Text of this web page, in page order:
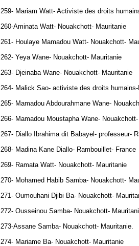
259- Mariam Watt- Activiste des droits
260-Aminata Watt- Nouakchott- Mauritanie
261- Houlaye Mamadou Watt- Nouakchott-
262- Yeya Wane- Nouakchott- Mauritanie
263- Djeinaba Wane- Nouakchott- Mauritanie
264- Malick Sao- activiste des droits
265- Mamadou Abdourahmane Wane-
266- Mamadou Moustapha Wane-
267- Diallo Ibrahima dit Babayel- professeur-
268- Madina Kane Diallo- Rambouillet- France
269- Ramata Watt- Nouakchott- Mauritanie
270- Mohamed Habib Samba- Nouakchott-
271- Oumouhani Djibi Ba- Nouakchott-
272- Ousseinou Samba- Nouakchott-
273-Assane Samba- Nouakchott- Mauritanie.
274- Mariame Ba- Nouakchott- Mauritanie